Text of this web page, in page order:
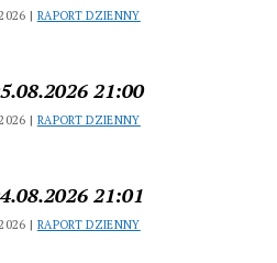
| RAPORT DZIENNY
21:00
| RAPORT DZIENNY
21:01
| RAPORT DZIENNY